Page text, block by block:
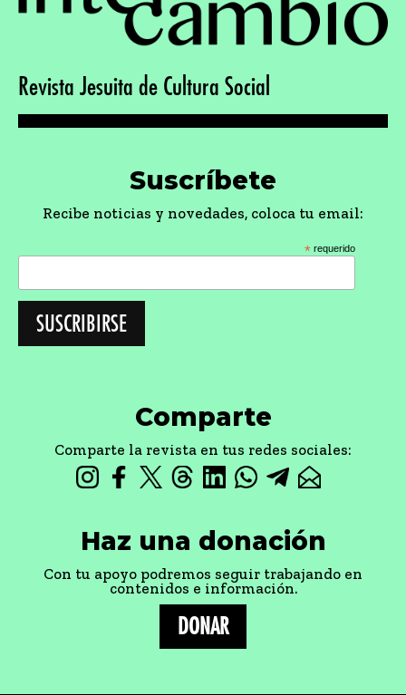
Revista Jesuita de Cultura Social
Suscríbete
Recibe noticias y novedades, coloca tu email:
* requerido
Comparte
Comparte la revista en tus redes sociales:
Haz una donación
Con tu apoyo podremos seguir trabajando en
contenidos e información.
DONAR